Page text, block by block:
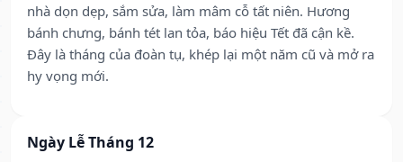
nhà dọn dẹp, sắm sửa, làm mâm cỗ tất niên. Hương
bánh chưng, bánh tét lan tỏa, báo hiệu Tết đã cận kề.
Đây là tháng của đoàn tụ, khép lại một năm cũ và mở ra
hy vọng mới.
Ngày Lễ Tháng 12